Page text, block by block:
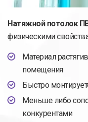
Натяжной потолок
физическими
Материал
помещения
Быстро
Меньше либо
конкурентами